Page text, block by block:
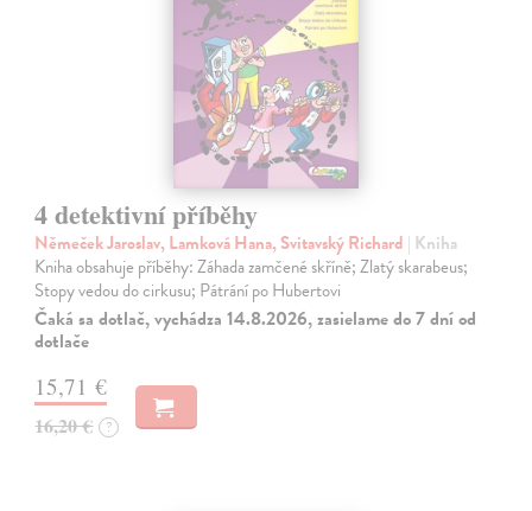
4 detektivní příběhy
Němeček Jaroslav, Lamková Hana, Svitavský Richard | Kniha
Kniha obsahuje příběhy: Záhada zamčené skříně; Zlatý skarabeus;
Stopy vedou do cirkusu; Pátrání po Hubertovi
Čaká sa dotlač, vychádza 14.8.2026, zasielame do 7 dní od
dotlače
15,71 €
16,20 € ?